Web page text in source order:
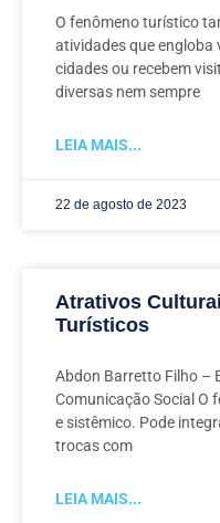
O fenômeno turístico
atividades que engloba
cidades ou recebem
diversas nem sempre
LEIA MAIS...
22 de agosto de 2023
Atrativos
Turísticos
Abdon Barretto Filho –
Comunicação Social O
e sistêmico. Pode
trocas com
LEIA MAIS...